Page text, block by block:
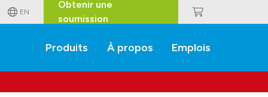
EN
Obtenir une
soumission
Produits À propos Emplois